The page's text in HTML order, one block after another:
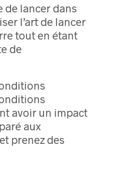
de lancer dans
l’art de lancer
tout en étant
de
avoir un impact
aux
prenez des